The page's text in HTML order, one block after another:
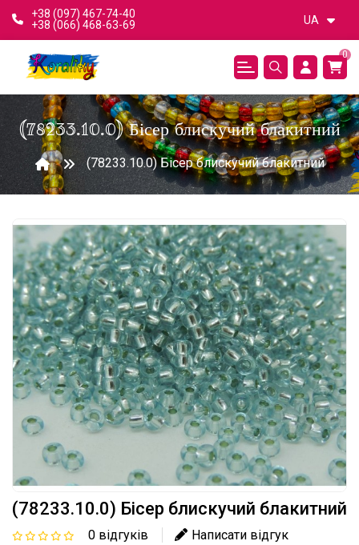
+38 (097) 467-74-40
+38 (066) 468-63-69
UA
0
(78233.10.0) Бісер блискучий блакитний
(78233.10.0) Бісер блискучий блакитний
(78233.10.0) Бісер блискучий блакитний
0 відгуків Написати відгук